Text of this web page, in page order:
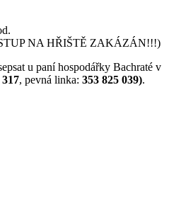
NA HŘIŠTĚ ZAKÁZÁN!!!)
u paní hospodářky Bachraté v
317, pevná linka: 353 825 039).